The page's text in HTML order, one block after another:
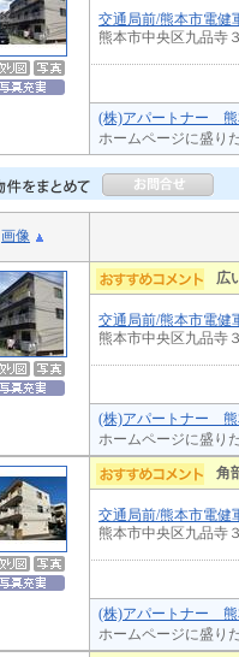
交通局前/熊本市電健
熊本市中央区九品寺
(株)アパートナー 熊
ホームページに盛り
画像
広
交通局前/熊本市電健
熊本市中央区九品寺
(株)アパートナー 熊
ホームページに盛り
角
交通局前/熊本市電健
熊本市中央区九品寺
(株)アパートナー 熊
ホームページに盛り